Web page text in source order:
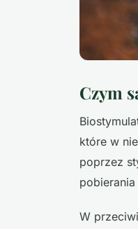
Czym
które w
poprzez
W